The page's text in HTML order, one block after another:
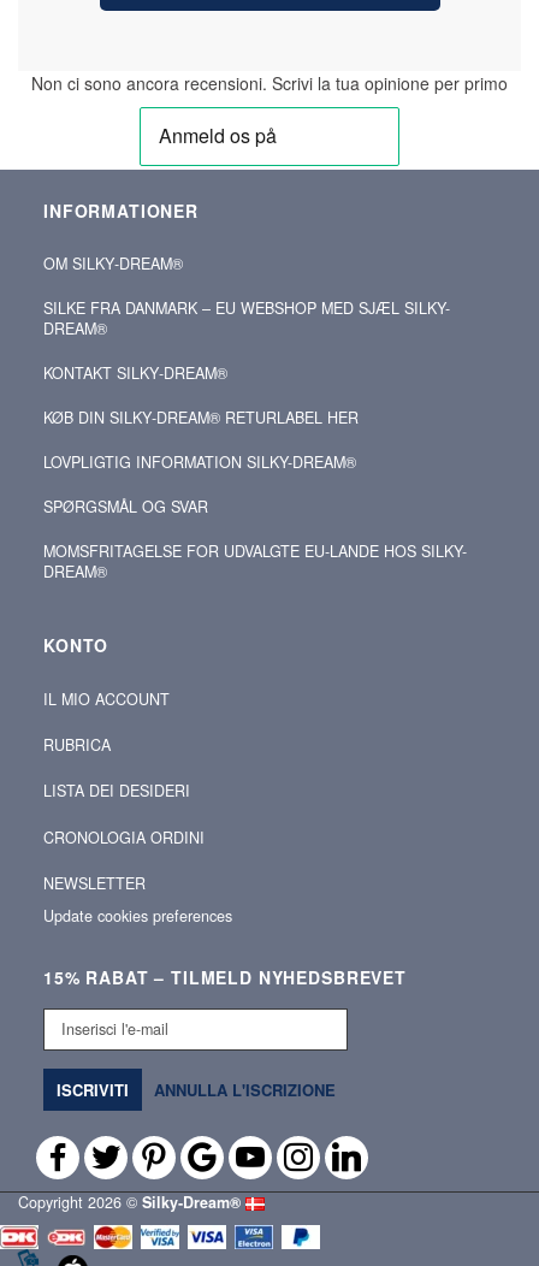
Non ci sono ancora recensioni. Scrivi la tua opinione per primo
INFORMATIONER
OM SILKY‑DREAM®
SILKE FRA DANMARK – EU WEBSHOP MED SJÆL SILKY-
DREAM®
KONTAKT SILKY‑DREAM®
KØB DIN SILKY‑DREAM® RETURLABEL HER
LOVPLIGTIG INFORMATION SILKY-DREAM®
SPØRGSMÅL OG SVAR
MOMSFRITAGELSE FOR UDVALGTE EU-LANDE HOS SILKY-
DREAM®
KONTO
IL MIO ACCOUNT
RUBRICA
LISTA DEI DESIDERI
CRONOLOGIA ORDINI
NEWSLETTER
Update cookies preferences
15% RABAT – TILMELD NYHEDSBREVET
Inserisci
mail
ISCRIVITI ANNULLA L'ISCRIZIONE
Copyright 2026 © Silky‑Dream®